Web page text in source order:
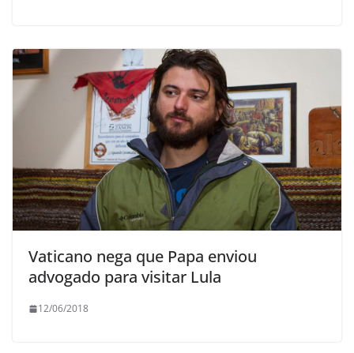
Vaticano nega que Papa enviou
advogado para visitar Lula
12/06/2018